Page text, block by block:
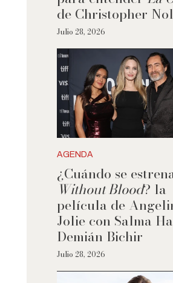
de Christopher
Julio 28, 2026
AGENDA
¿Cuándo se
Without Blood? la
película de
Jolie con Salma
Demián Bichir
Julio 28, 2026